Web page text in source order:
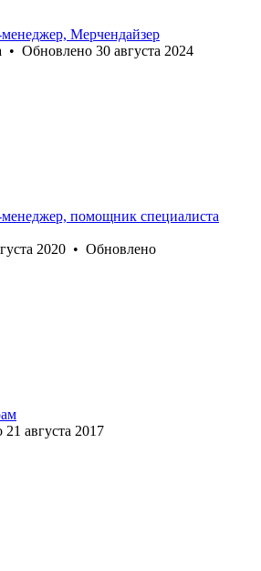
Мерчендайзер
• Обновлено 30 августа 2024
помощник специалиста
2020 • Обновлено
21 августа 2017